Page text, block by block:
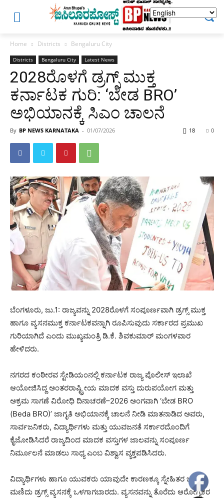
Home Districts Bengaluru City
Districts Bengaluru City Latest News
2028ರೊಳಗೆ ಡ್ರಗ್ಸ್ ಮುಕ್ತ
ಕರ್ನಾಟಕ ಗುರಿ: ‘ಬೇಡ BRO’
ಅಭಿಯಾನಕ್ಕೆ ಸಿಎಂ ಚಾಲನೆ
By BP NEWS KARNATAKA - 01/07/2026 0
18
ಬೆಂಗಳೂರು, ಜು.1: ರಾಜ್ಯವನ್ನು 2028ರೊಳಗೆ ಸಂಪೂರ್ಣವಾಗಿ ಡ್ರಗ್ಸ್ ಮುಕ್ತ
ಹಾಗೂ ವ್ಯಸನಮುಕ್ತ ಕರ್ನಾಟಕವನ್ನಾಗಿ ರೂಪಿಸುವುದು ಸರ್ಕಾರದ ಪ್ರಮುಖ
ಗುರಿಯಾಗಿದೆ ಎಂದು ಮುಖ್ಯಮಂತ್ರಿ ಡಿ.ಕೆ. ಶಿವಕುಮಾರ್ ಮಂಗಳವಾರ
ಹೇಳಿದರು.
ನಗರದ ಕಂಠೀರವ ಸ್ಟೇಡಿಯಂನಲ್ಲಿ ಕರ್ನಾಟಕ ರಾಜ್ಯ ಪೊಲೀಸ್ ಇಲಾಖೆ
ಆಯೋಜಿಸಿದ್ದ ಅಂತರರಾಷ್ಟ್ರೀಯ ಮಾದಕ ವಸ್ತು ದುರುಪಯೋಗ ಮತ್ತು
ಅಕ್ರಮ ಸಾಗಣೆ ವಿರೋಧಿ ದಿನಾಚರಣೆ–2026 ಅಂಗವಾಗಿ ‘ಬೇಡ BRO
(Beda BRO)’ ಜಾಗೃತಿ ಅಭಿಯಾನಕ್ಕೆ ಚಾಲನೆ ನೀಡಿ ಮಾತನಾಡಿದ ಅವರು,
ಸಾರ್ವಜನಿಕರು, ವಿದ್ಯಾರ್ಥಿಗಳು ಮತ್ತು ಯುವಜನತೆ ಸರ್ಕಾರದೊಂದಿಗೆ
ಕೈಜೋಡಿಸಿದರೆ ರಾಜ್ಯದಿಂದ ಮಾದಕ ವಸ್ತುಗಳ ಜಾಲವನ್ನು ಸಂಪೂರ್ಣ
ನಿರ್ಮೂಲನೆ ಮಾಡಲು ಸಾಧ್ಯ ಎಂಬ ವಿಶ್ವಾಸ ವ್ಯಕ್ತಪಡಿಸಿದರು.
ವಿದ್ಯಾರ್ಥಿಗಳು ಹಾಗೂ ಯುವಕರು ಯಾವುದೇ ಕಾರಣಕ್ಕೂ ಸ್ನೇಹಿತರ ಒತ್ತಡಕ್ಕೆ
ಮಣಿದು ಡ್ರಗ್ಸ್ ವ್ಯಸನಕ್ಕೆ ಒಳಗಾಗಬಾರದು. ವ್ಯಸನವನ್ನು ತೊರೆದು ಆರೋಗ್ಯಕರ